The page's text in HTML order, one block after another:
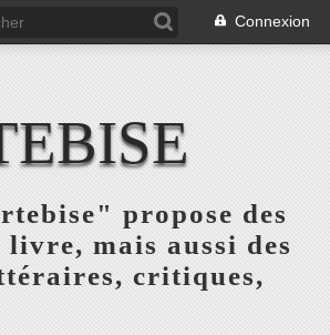
Connexion
propose des
mais aussi des
critiques,